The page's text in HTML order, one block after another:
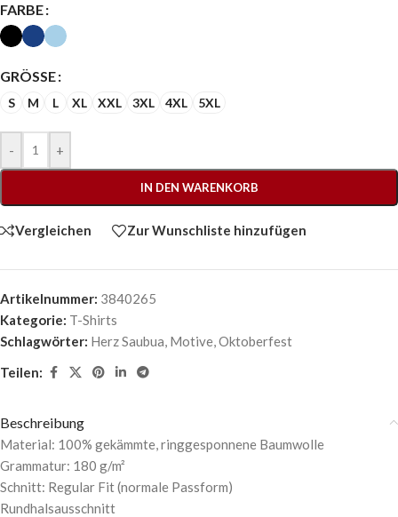
FARBE
GRÖSSE
S M L XL XXL 3XL 4XL 5XL
- +
IN DEN WARENKORB
Vergleichen Zur Wunschliste hinzufügen
Artikelnummer: 3840265
Kategorie: T-Shirts
Schlagwörter: Herz Saubua, Motive,Oktoberfest
Teilen:
Beschreibung
Material: 100% gekämmte, ringgesponnene Baumwolle
Grammatur: 180 g/m²
Schnitt: Regular Fit (normale Passform)
Rundhalsausschnitt